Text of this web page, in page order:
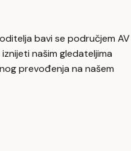
bavi se područjem AV
našim gledateljima
prevođenja na našem